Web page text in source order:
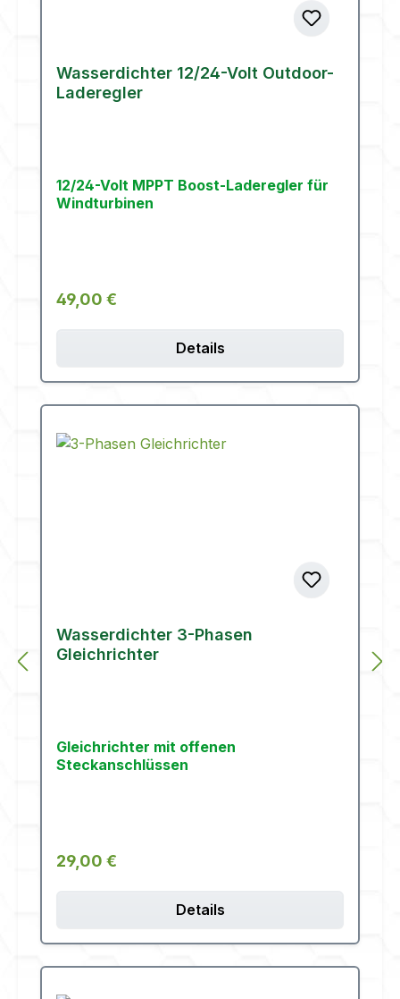
Wasserdichter 12/24-Volt Outdoor-
Laderegler
12/24-Volt MPPT Boost-Laderegler für
Windturbinen
Regulärer Preis:
49,00 €
Details
Wasserdichter 3-Phasen
Gleichrichter
Gleichrichter mit offenen
Steckanschlüssen
Regulärer Preis:
29,00 €
Details